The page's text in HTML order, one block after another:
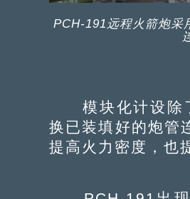
PCH-191远程火箭炮采
模块化计设除了
换已装填好的炮管
提高火力密度，也